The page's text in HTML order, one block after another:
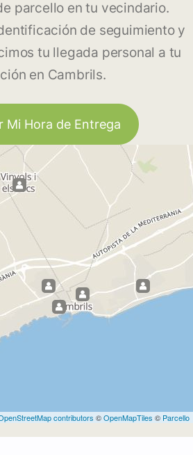
parcello en tu vecindario.
de seguimiento y
tu llegada personal a tu
en Cambrils.
Mi Hora de Entrega
contributors ©OpenMapTiles © Parcello